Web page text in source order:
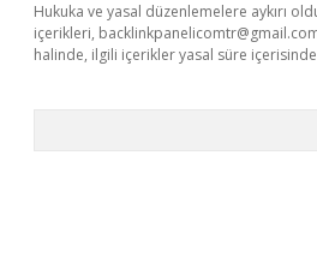
Hukuka ve yasal düzenlemelere aykırı
içerikleri,
halinde, ilgili içerikler yasal süre içerisinde